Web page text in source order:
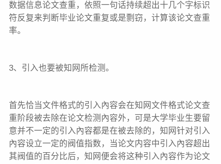
数据信息论文查重，依照一句话持续超出十几个字标识
符反复来判断毕业论文重复或是剽窃，计算该论文查重
率。
3、引入也要被知网所检测。
首先恰当文件格式的引入內容会在知网文件格式论文查
重阶段被去除在论文检测內容外，可是大学毕业生要留
意并不一定的引入內容都是在被去除的，知网针对引入
內容设立一定的阀值指数，当论文内容中引入內容超出
其阀值的百分比后，知网便会将这种引入內容作为论文